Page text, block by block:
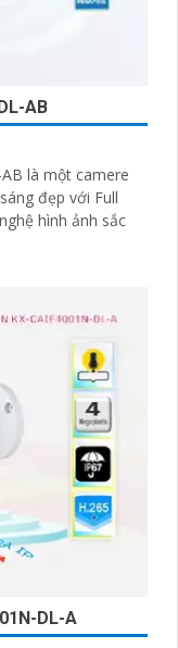
AB
là một camere
đẹp với Full
DL-A